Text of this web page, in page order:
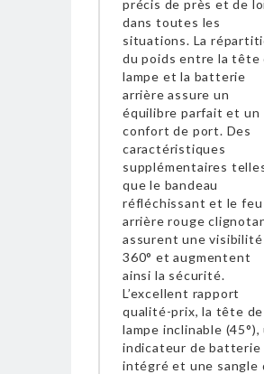
précis de près et de
dans toutes les
situations. La
du poids entre la tête
lampe et la batterie
arrière assure un
équilibre parfait et un
confort de port. Des
caractéristiques
supplémentaires
que le bandeau
réfléchissant et le feu
arrière rouge
assurent une visibilité
360° et augmentent
ainsi la sécurité.
L’excellent rapport
qualité-prix, la tête de
lampe inclinable (45°),
indicateur de batterie
intégré et une sangle